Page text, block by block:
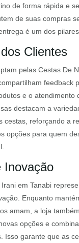
de forma rápida e
de suas compras
é um dos
Clientes
pelas Cestas De
feedback
e o atendimento
destacam a
cestas, reforçando a
opções para quem
Inovação
em Tanabi
Enquanto
amam, a loja
opções e
Isso garante que as